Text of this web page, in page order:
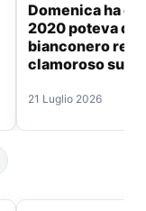
Domenica ha deciso il mondiale
2020 poteva
bianconero
clamoroso su
21 Luglio 2026